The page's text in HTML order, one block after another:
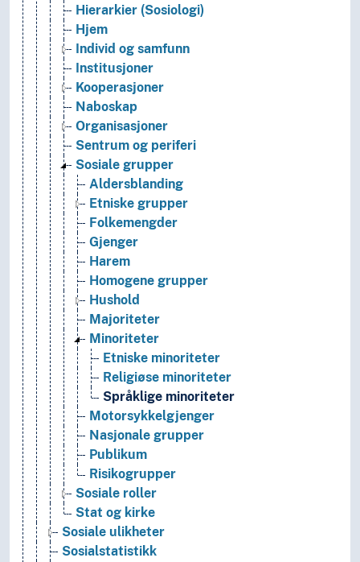
Hierarkier (Sosiologi)
Hjem
Individ og samfunn
Institusjoner
Kooperasjoner
Naboskap
Organisasjoner
Sentrum og periferi
Sosiale grupper
Aldersblanding
Etniske grupper
Folkemengder
Gjenger
Harem
Homogene grupper
Hushold
Majoriteter
Minoriteter
Etniske minoriteter
Religiøse minoriteter
Språklige minoriteter
Motorsykkelgjenger
Nasjonale grupper
Publikum
Risikogrupper
Sosiale roller
Stat og kirke
Sosiale ulikheter
Sosialstatistikk